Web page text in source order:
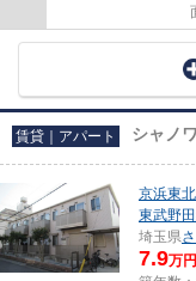
賃貸｜アパート シャノ
京浜東
東武野
埼玉県
7.9万円